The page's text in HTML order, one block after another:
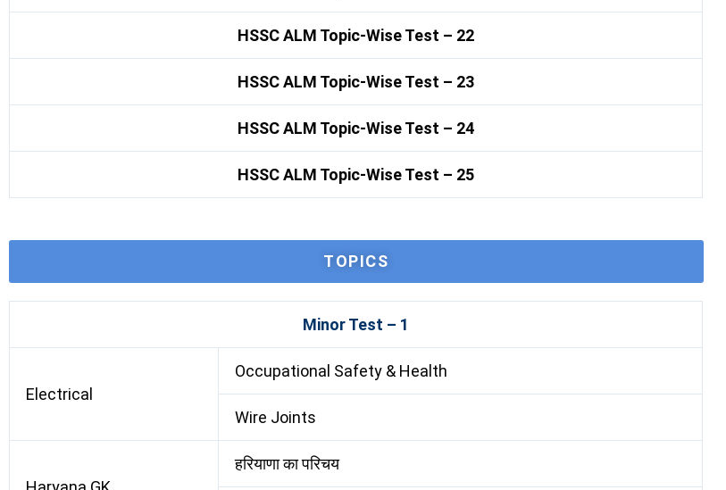
HSSC ALM Topic-Wise Test – 22
HSSC ALM Topic-Wise Test – 23
HSSC ALM Topic-Wise Test – 24
HSSC ALM Topic-Wise Test – 25
TOPICS
Minor Test – 1
Electrical
Occupational Safety & Health
Wire Joints
हरियाणा का परिचय